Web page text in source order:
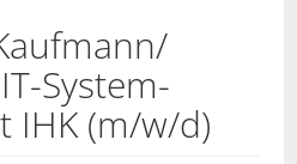
System-
IHK (m/w/d)